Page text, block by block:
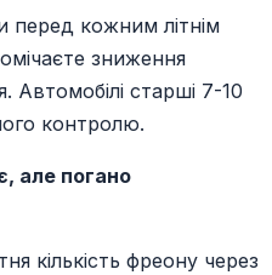
перед кожним літнім
зниження
Автомобілі старші 7-10
контролю.
але погано
кількість фреону через